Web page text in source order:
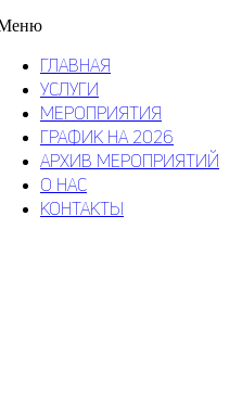
ГЛАВНАЯ
УСЛУГИ
МЕРОПРИЯТИЯ
ГРАФИК НА 2026
АРХИВ МЕРОПРИЯТИЙ
О НАС
КОНТАКТЫ